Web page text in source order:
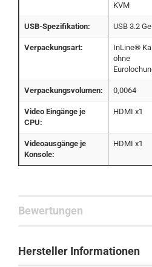
KVM
USB-Spezifikation: USB 3.2
Verpackungsart:
InLine®
ohne
Verpackungsvolumen: 0,0064
Video Eingänge je
CPU:
HDMI x1
Videoausgänge je
Konsole:
HDMI x1
Bewertungen
Hersteller Informationen